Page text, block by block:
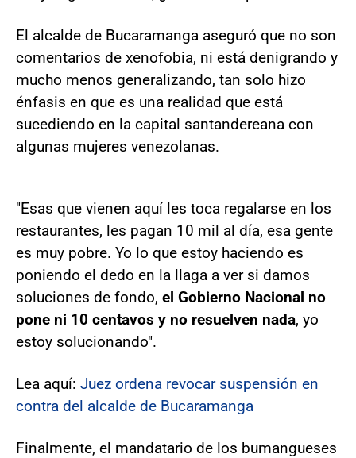
El alcalde de Bucaramanga aseguró que no son
comentarios de xenofobia, ni está denigrando y
mucho menos generalizando, tan solo hizo
énfasis en que es una realidad que está
sucediendo en la capital santandereana con
algunas mujeres venezolanas.
"Esas que vienen aquí les toca regalarse en los
restaurantes, les pagan 10 mil al día, esa gente
es muy pobre. Yo lo que estoy haciendo es
poniendo el dedo en la llaga a ver si damos
soluciones de fondo, el Gobierno Nacional no
pone ni 10 centavos y no resuelven nada, yo
estoy solucionando".
Lea aquí: Juez ordena revocar suspensión en
contra del alcalde de Bucaramanga
Finalmente, el mandatario de los bumangueses